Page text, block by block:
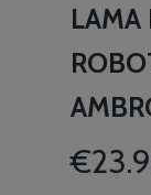
LAMA
€